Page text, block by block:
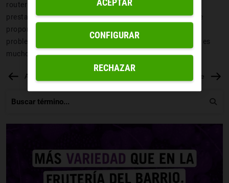
router del que depende la conexión. Esta red aporta la
prestación de generar una conexión por duplicado y eso le
proporciona una mayor velocidad a la vez que reduce
problemas, aunque el precio de este tipo de red Backbone es
mucho más alto.
Anterior Siguiente
RECHAZAR
ACEPTAR
CONFIGURAR